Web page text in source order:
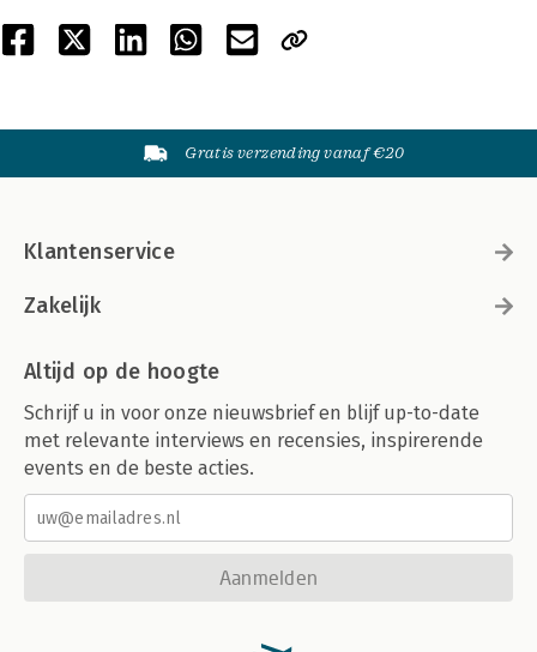
Gratis verzending vanaf €20
Klantenservice
Zakelijk
Altijd op de hoogte
Schrijf u in voor onze nieuwsbrief en blijf up-to-date
met relevante interviews en recensies, inspirerende
events en de beste acties.
Aanmelden